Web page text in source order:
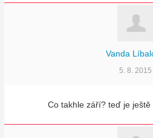
Vanda
5. 8. 2015
Co takhle září? teď je ještě